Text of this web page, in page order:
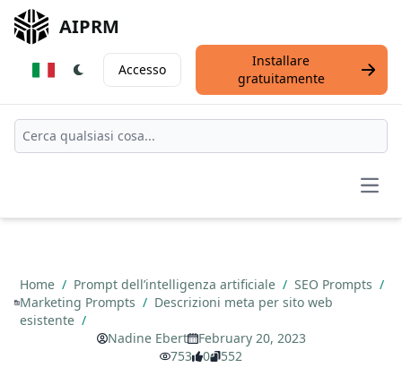
AIPRM
Accesso
Installare
gratuitamente
Home / Prompt dell’intelligenza artificiale / SEO Prompts /
Marketing Prompts / Descrizioni meta per sito web
esistente /
Nadine Ebert
February 20, 2023
753
0 552